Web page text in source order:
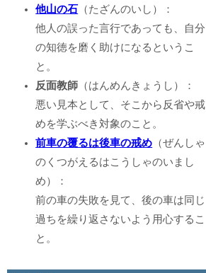
他山の石 （たざんのいし）：
他人の誤った言行であっても、自分
の知徳を磨く助けになるというこ
と。
反面教師 （はんめんきょうし）：
悪い見本として、そこから反省や戒
めを学ぶべき対象のこと。
前車の覆るは後車の戒め （ぜんしゃ
のくつがえるはこうしゃのいまし
め）：
前の車の失敗を見て、後の車は同じ
過ちを繰り返さないよう用心するこ
と。